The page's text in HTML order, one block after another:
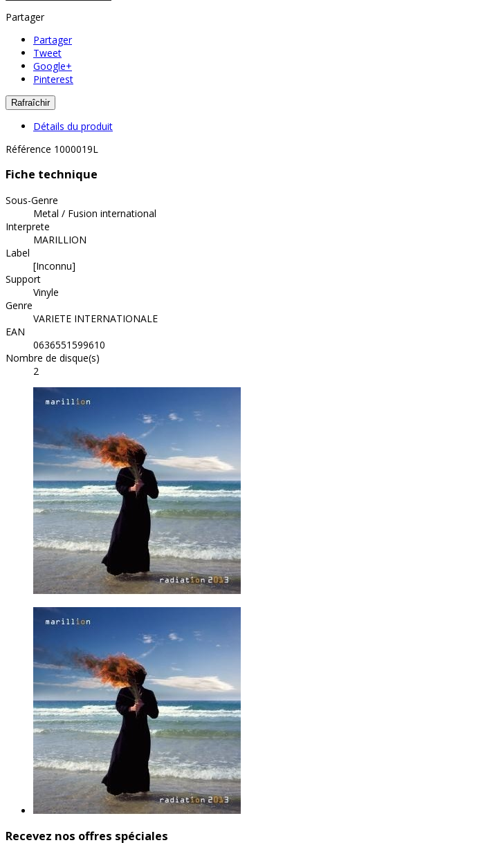
Partager
Partager
Tweet
Google+
Pinterest
Détails du produit
Référence 1000019L
Fiche technique
Sous-Genre
Metal / Fusion international
Interprete
MARILLION
Label
[Inconnu]
Support
Vinyle
Genre
VARIETE INTERNATIONALE
EAN
0636551599610
Nombre de disque(s)
2
Recevez nos offres spéciales